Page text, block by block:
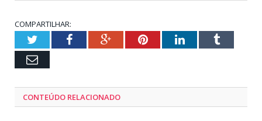
COMPARTILHAR:
TwitterFacebookGoogle+PinterestLinkedInTumblr
Email
CONTEÚDO RELACIONADO